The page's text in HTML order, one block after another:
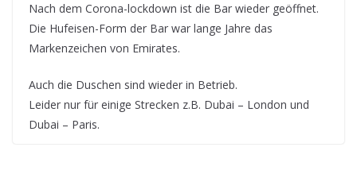
Nach dem Corona-lockdown ist die Bar wieder geöffnet.
Die Hufeisen-Form der Bar war lange Jahre das
Markenzeichen von Emirates.
Auch die Duschen sind wieder in Betrieb.
Leider nur für einige Strecken z.B. Dubai – London und
Dubai – Paris.